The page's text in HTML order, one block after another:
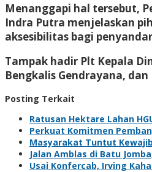
Menanggapi hal tersebut,
Indra Putra menjelaskan
aksesibilitas bagi
Tampak hadir Plt Kepala
Bengkalis Gendrayana,
Posting Terkait
Ratusan Hektare Lahan
Perkuat Komitmen
Masyarakat Tuntut
Jalan Amblas di Batu
Usai Konfercab, Irving